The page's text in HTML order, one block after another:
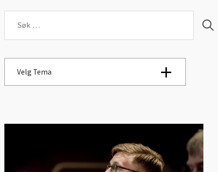
etter:
Velg Tema
Digitalisering og ledelse